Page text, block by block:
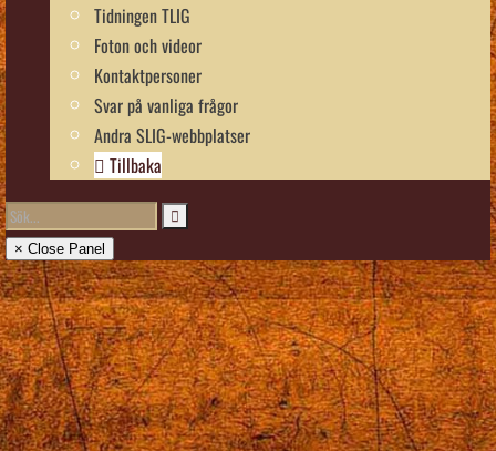
Tidningen TLIG
Foton och videor
Kontaktpersoner
Svar på vanliga frågor
Andra SLIG-webbplatser
Tillbaka
× Close Panel